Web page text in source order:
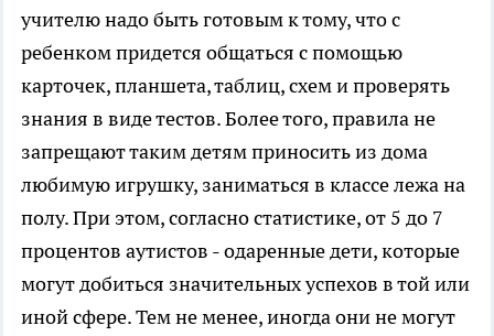
учителю надо быть готовым к тому, что с
ребенком придется общаться с помощью
карточек, планшета, таблиц, схем и проверять
знания в виде тестов. Более того, правила не
запрещают таким детям приносить из дома
любимую игрушку, заниматься в классе лежа на
полу. При этом, согласно статистике, от 5 до 7
процентов аутистов - одаренные дети, которые
могут добиться значительных успехов в той или
иной сфере. Тем не менее, иногда они не могут